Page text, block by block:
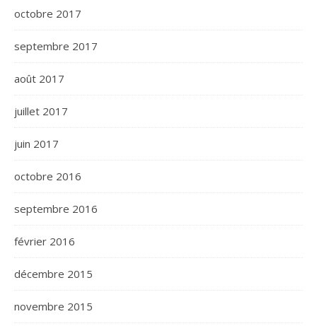
octobre 2017
septembre 2017
août 2017
juillet 2017
juin 2017
octobre 2016
septembre 2016
février 2016
décembre 2015
novembre 2015